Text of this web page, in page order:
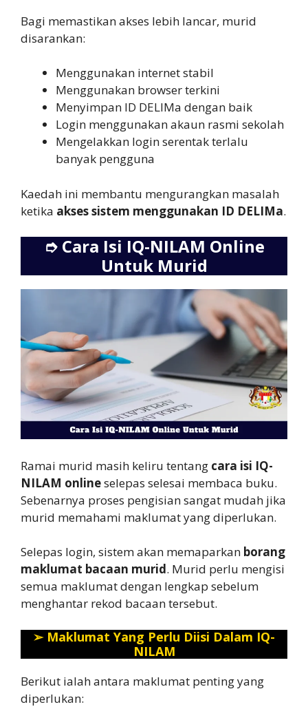
Bagi memastikan akses lebih lancar, murid
disarankan:
Menggunakan internet stabil
Menggunakan browser terkini
Menyimpan ID DELIMa dengan baik
Login menggunakan akaun rasmi sekolah
Mengelakkan login serentak terlalu
banyak pengguna
Kaedah ini membantu mengurangkan masalah
ketika akses sistem menggunakan ID DELIMa.
➮ Cara Isi IQ-NILAM Online
Untuk Murid
Ramai murid masih keliru tentang cara isi IQ-
NILAM onlineselepas selesai membaca buku.
Sebenarnya proses pengisian sangat mudah jika
murid memahami maklumat yang diperlukan.
Selepas login, sistem akan memaparkan borang
maklumat bacaan murid. Murid perlu mengisi
semua maklumat dengan lengkap sebelum
menghantar rekod bacaan tersebut.
➢ Maklumat Yang Perlu Diisi Dalam IQ-
NILAM
Berikut ialah antara maklumat penting yang
diperlukan: